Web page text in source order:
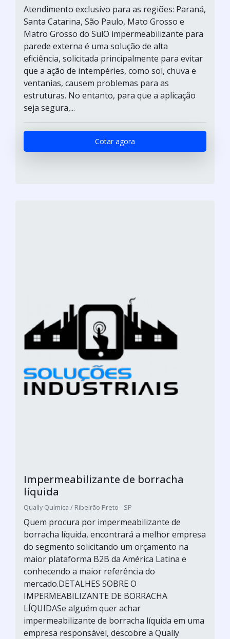
Atendimento exclusivo para as regiões: Paraná,
Santa Catarina, São Paulo, Mato Grosso e
Matro Grosso do SulO impermeabilizante para
parede externa é uma solução de alta
eficiência, solicitada principalmente para evitar
que a ação de intempéries, como sol, chuva e
ventanias, causem problemas para as
estruturas. No entanto, para que a aplicação
seja segura,...
Cotar agora
Impermeabilizante de borracha
líquida
Qually Química / Ribeirão Preto - SP
Quem procura por impermeabilizante de
borracha líquida, encontrará a melhor empresa
do segmento solicitando um orçamento na
maior plataforma B2B da América Latina e
conhecendo a maior referência do
mercado.DETALHES SOBRE O
IMPERMEABILIZANTE DE BORRACHA
LÍQUIDASe alguém quer achar
impermeabilizante de borracha líquida em uma
empresa responsável, descobre a Qually